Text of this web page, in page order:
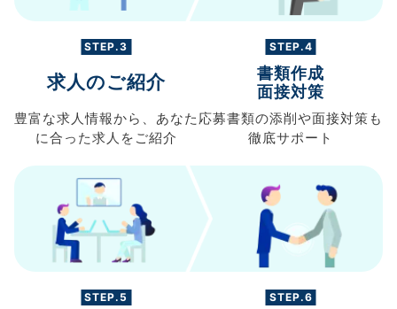
STEP.3
求人のご紹介
豊富な求人情報から、 あなた
に合った求人を ご紹介
STEP.4
書類作成
面接対策
応募書類の添削や面接対策も
徹底サポート
STEP.5 STEP.6